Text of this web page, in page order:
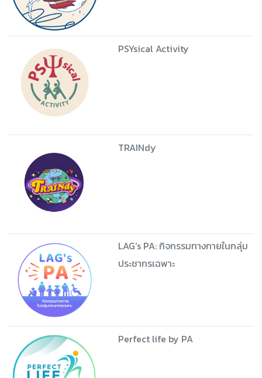
PSYsical Activity
TRAINdy
LAG's PA: กิจกรรมทางกายในกลุ่ม
ประชากรเฉพาะ
Perfect life by PA